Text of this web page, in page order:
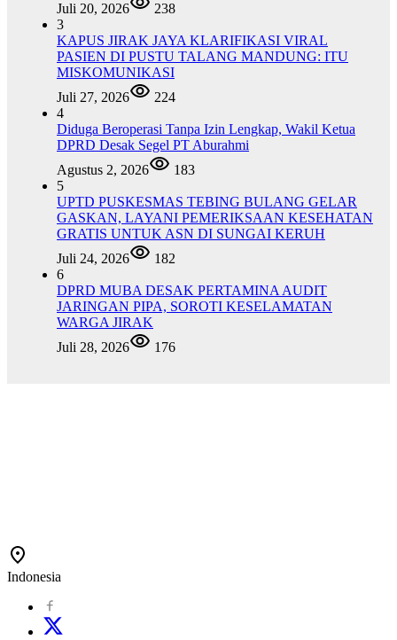
Juli 20, 2026
238
3
KAPUS JIRAK JAYA KLARIFIKASI VIRAL
PASIEN DI PUSTU TALANG MANDUNG: ITU
MISKOMUNIKASI
Juli 27, 2026
224
4
Diduga Beroperasi Tanpa Izin Lengkap, Wakil Ketua
DPRD Desak Segel PT Aburahmi
Agustus 2, 2026
183
5
UPTD PUSKESMAS TEBING BULANG GELAR
GASKAN, LAYANI PEMERIKSAAN KESEHATAN
GRATIS UNTUK ASN DI SUNGAI KERUH
Juli 24, 2026
182
6
DPRD MUBA DESAK PERTAMINA AUDIT
JARINGAN PIPA, SOROTI KESELAMATAN
WARGA JIRAK
Juli 28, 2026
176
Indonesia